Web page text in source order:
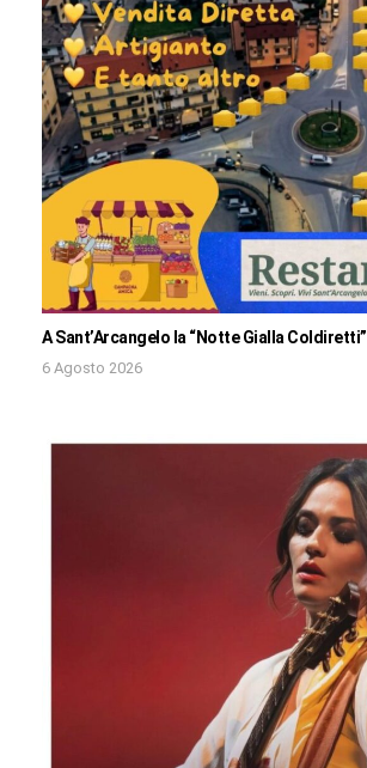
A Sant’Arcangelo la “Notte Gialla Coldiretti”
6 Agosto 2026